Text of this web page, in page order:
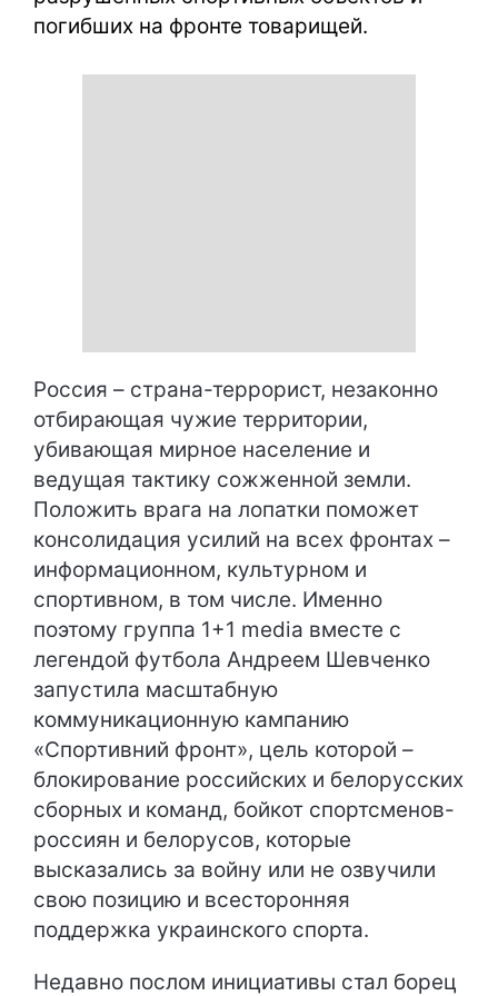
погибших на фронте товарищей.
Россия – страна-террорист, незаконно
отбирающая чужие территории,
убивающая мирное население и
ведущая тактику сожженной земли.
Положить врага на лопатки поможет
консолидация усилий на всех фронтах –
информационном, культурном и
спортивном, в том числе. Именно
поэтому группа 1+1 media вместе с
легендой футбола Андреем Шевченко
запустила масштабную
коммуникационную кампанию
«Спортивний фронт», цель которой –
блокирование российских и белорусских
сборных и команд, бойкот спортсменов-
россиян и белорусов, которые
высказались за войну или не озвучили
свою позицию и всесторонняя
поддержка украинского спорта.
Недавно послом инициативы стал борец